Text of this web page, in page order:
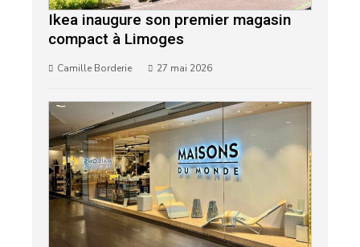
Ikea inaugure son premier magasin
compact à Limoges
Camille Borderie 27 mai 2026